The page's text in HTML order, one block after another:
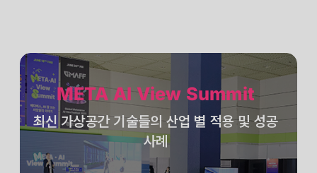
META AI View Summit
최신 가상공간 기술들의 산업 별 적용 및 성공
사례